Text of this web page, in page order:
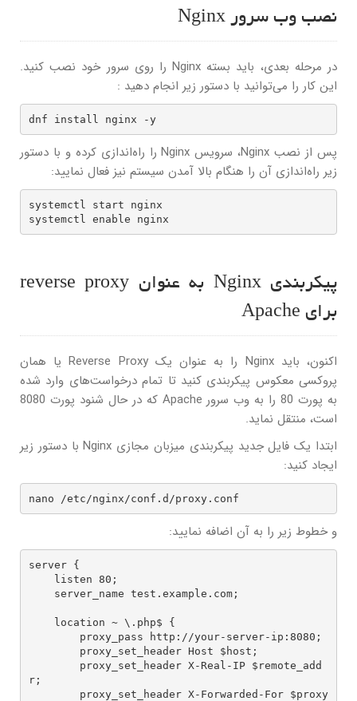
نصب وب سرور Nginx
در مرحله بعدی، باید بسته Nginx را روی سرور خود نصب کنید.
این کار را می‌توانید با دستور زیر انجام دهید :
dnf install nginx -y
پس از نصب Nginx، سرویس Nginx را راه‌اندازی کرده و با دستور
زیر راه‌اندازی آن را هنگام بالا آمدن سیستم نیز فعال نمایید:
systemctl start nginx
systemctl enable nginx
پیکربندی Nginx به عنوان reverse proxy
برای Apache
اکنون، باید Nginx را به عنوان یک Reverse Proxy یا همان
پروکسی معکوس پیکربندی کنید تا تمام درخواست‌های وارد شده
به پورت 80 را به وب سرور Apache که در حال شنود پورت 8080
است، منتقل نماید.
ابتدا یک فایل جدید پیکربندی میزبان مجازی Nginx با دستور زیر
ایجاد کنید:
nano /etc/nginx/conf.d/proxy.conf
و خطوط زیر را به آن اضافه نمایید:
server {
r;